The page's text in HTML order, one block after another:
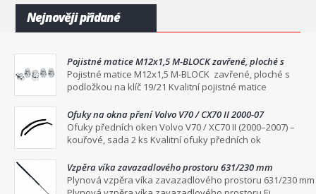
Nejnověji přidané
Pojistné matice M12x1,5 M-BLOCK zavřené, ploché s
podložkou na klíč 19/21
Pojistné matice M12x1,5 M-BLOCK zavřené, ploché s
podložkou na klíč 19/21 Kvalitní pojistné matice
Ofuky na okna pření Volvo V70 / CX70 II 2000-07
Ofuky předních oken Volvo V70 / XC70 II (2000–2007) –
kouřové, sada 2 ks Kvalitní ofuky předních ok
Vzpěra víka zavazadlového prostoru 631/230 mm
Plynová vzpěra víka zavazadlového prostoru 631/230 mm